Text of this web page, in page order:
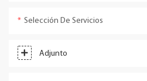
Selección De Servicios
Adjunto